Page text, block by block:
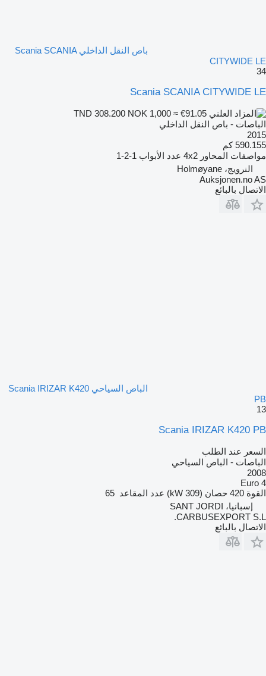
باص النقل الداخلي Scania SCANIA
CITYWIDE LE
34
Scania SCANIA CITYWIDE LE
NOK 1,000 ≈ €91.05
الباصات - باص النقل الداخلي
2015
590.155 كم
مواصفات المحاور 4x2 عدد الأبواب 1-2-1
النرويج، Holmøyane
Auksjonen.no AS
الاتصال بالبائع
الباص السياحي Scania IRIZAR K420
PB
13
Scania IRIZAR K420 PB
السعر عند الطلب
الباصات - الباص السياحي
2008
Euro 4
القوة 420 حصان (309 kW) عدد المقاعد 65
إسبانيا، SANT JORDI
CARBUSEXPORT S.L.
الاتصال بالبائع